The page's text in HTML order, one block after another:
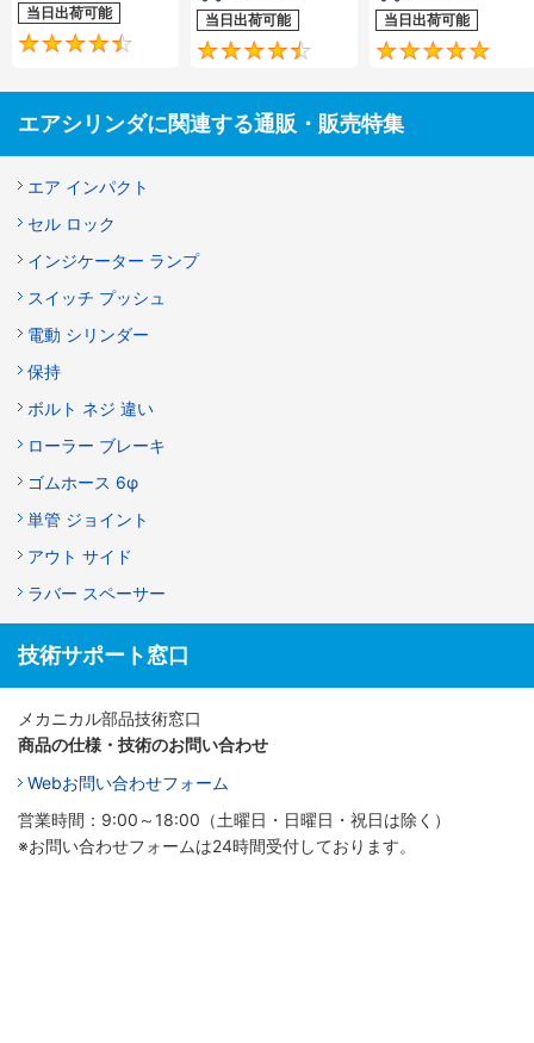
当日出荷可能
4.5
当日出荷可能
4.6
当日出荷可能
エアシリンダに関連する通販・販売特集
エア インパクト
セル ロック
インジケーター ランプ
スイッチ プッシュ
電動 シリンダー
保持
ボルト ネジ 違い
ローラー ブレーキ
ゴムホース 6φ
単管 ジョイント
アウト サイド
ラバー スペーサー
技術サポート窓口
メカニカル部品技術窓口
商品の仕様・技術のお問い合わせ
Webお問い合わせフォーム
営業時間：9:00～18:00（土曜日・日曜日・祝日は除く）
※お問い合わせフォームは24時間受付しております。